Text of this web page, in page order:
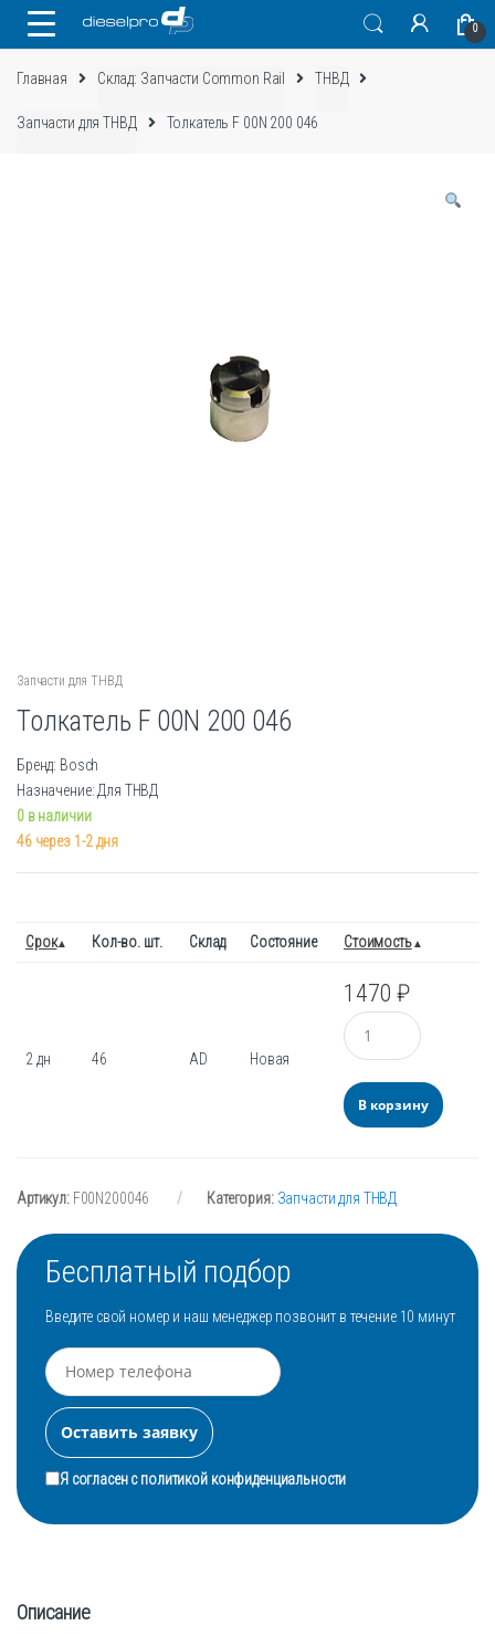
0
Главная Склад: Запчасти Common Rail ТНВД
Запчасти для ТНВД Толкатель F 00N 200 046
Запчасти для ТНВД
Толкатель F 00N 200 046
Бренд: Bosch
Назначение: Для ТНВД
0 в наличии
46 через 1-2 дня
Срок Кол-во. шт. Склад Состояние Стоимость
2 дн 46 AD Новая
1470₽
Количество
В корзину
Артикул: F00N200046 Категория: Запчасти для ТНВД
Бесплатный подбор
Введите свой номер и наш менеджер позвонит в течение 10 минут
Я согласен сполитикой конфиденциальности
Описание